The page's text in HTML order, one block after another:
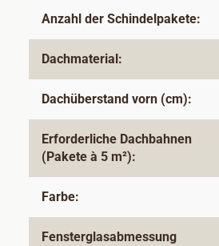
Anzahl der Schindelpakete:
Dachmaterial:
Dachüberstand vorn (cm):
Erforderliche Dachbahnen
(Pakete à 5 m²):
Farbe:
Fensterglasabmessung